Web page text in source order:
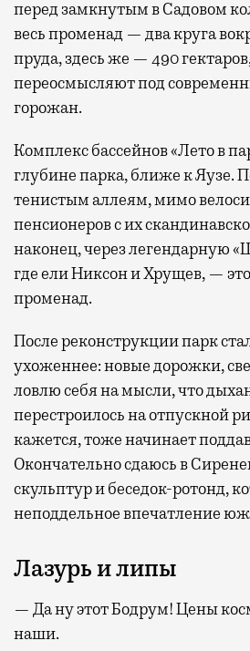
перед замкнутым в Садовом
весь променад — два круга
пруда, здесь же — 490
переосмысляют под
горожан.
Комплекс бассейнов «Лето в
глубине парка, ближе к Яузе.
тенистым аллеям, мимо
пенсионеров с их
наконец, через легендарную
где ели Никсон и Хрущев, — это
променад.
После реконструкции парк
ухоженнее: новые дорожки,
ловлю себя на мысли, что
перестроилось на отпускной
кажется, тоже начинает
Окончательно сдаюсь в
скульптур и беседок-ротонд,
неподдельное впечатление
Лазурь и липы
— Да ну этот Бодрум! Цены
наши.